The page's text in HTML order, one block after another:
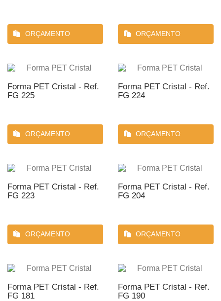
ORÇAMENTO ORÇAMENTO
Forma PET Cristal - Ref.
FG 225
ORÇAMENTO
Forma PET Cristal - Ref.
FG 224
ORÇAMENTO
Forma PET Cristal - Ref.
FG 223
ORÇAMENTO
Forma PET Cristal - Ref.
FG 204
ORÇAMENTO
Forma PET Cristal - Ref.
FG 181
Forma PET Cristal - Ref.
FG 190